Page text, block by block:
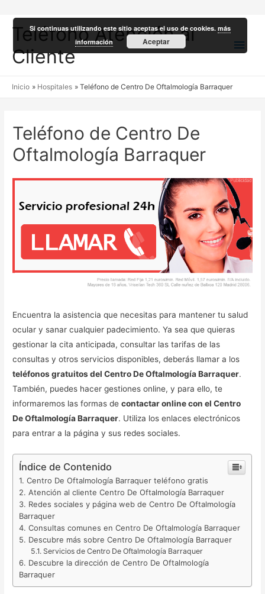
Teléfono Atención al
Cliente
Inicio Hospitales Teléfono de Centro De Oftalmología Barraquer
Teléfono de Centro De
Oftalmología Barraquer
Encuentra la asistencia que necesitas para mantener tu salud
ocular y sanar cualquier padecimiento. Ya sea que quieras
gestionar la cita anticipada, consultar las tarifas de las
consultas y otros servicios disponibles, deberás llamar a los
teléfonos gratuitos del Centro De Oftalmología Barraquer.
También, puedes hacer gestiones online, y para ello, te
informaremos las formas decontactar online con el Centro
De Oftalmología Barraquer. Utiliza los enlaces electrónicos
para entrar a la página y sus redes sociales.
Índice de Contenido
Centro De Oftalmología Barraquer teléfono gratis
Atención al cliente Centro De Oftalmología Barraquer
Redes sociales y página web de Centro De Oftalmología
Barraquer
Consultas comunes en Centro De Oftalmología Barraquer
Descubre más sobre Centro De Oftalmología Barraquer
Servicios de Centro De Oftalmología Barraquer
Descubre la dirección de Centro De Oftalmología
Barraquer
Si continuas utilizando este sitio aceptas el uso de cookies.más
información
Aceptar